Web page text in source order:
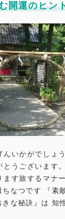
開運のヒ
んいかがでしょ
とうございます
ます旅するマナ
ちなつです 『素
きな秘訣』は 知